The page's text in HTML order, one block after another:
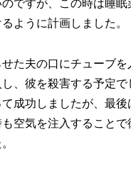
ですが、この時は睡
ように計画しました。
た夫の口にチューブ
、彼を殺害する予定
成功しましたが、最
空気を注入することで